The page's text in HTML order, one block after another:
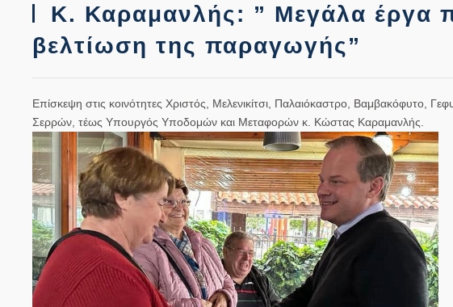
Κ. Καραμανλής: ” Μεγάλα έργα
βελτίωση της παραγωγής”
Επίσκεψη στις κοινότητες Χριστός, Μελενικίτσι, Παλαιόκαστρο, Βαμβακόφυτο,
Σερρών, τέως Υπουργός Υποδομών και Μεταφορών κ. Κώστας Καραμανλής.